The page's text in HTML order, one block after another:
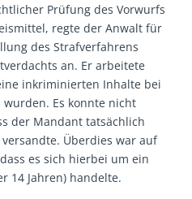
Prüfung des Vorwurfs
regte der Anwalt für
des Strafverfahrens
an. Er arbeitete
inkriminierten Inhalte bei
Es konnte nicht
der Mandant tatsächlich
Überdies war auf
es sich hierbei um ein
14 Jahren) handelte.